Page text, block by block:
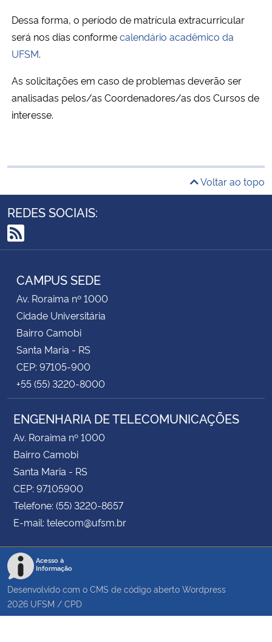
Dessa forma, o período de matrícula extracurricular
será nos dias conformecalendário acadêmico da
UFSM.
As solicitações em caso de problemas deverão ser
analisadas pelos/as Coordenadores/as dos Cursos de
interesse.
Voltar ao topo
REDES SOCIAIS:
RSS
CAMPUS SEDE
Av. Roraima nº 1000
Cidade Universitária
Bairro Camobi
Santa Maria - RS
CEP: 97105-900
+55 (55) 3220-8000
ENGENHARIA DE TELECOMUNICAÇÕES
Av. Roraima nº 1000
Bairro Camobi
Santa Maria - RS
CEP: 97105900
Telefone: (55) 3220-8657
E-mail: telecom@ufsm.br
Acesso à
Informação
Desenvolvido com o CMS de código aberto Wordpress
2026 UFSM / CPD